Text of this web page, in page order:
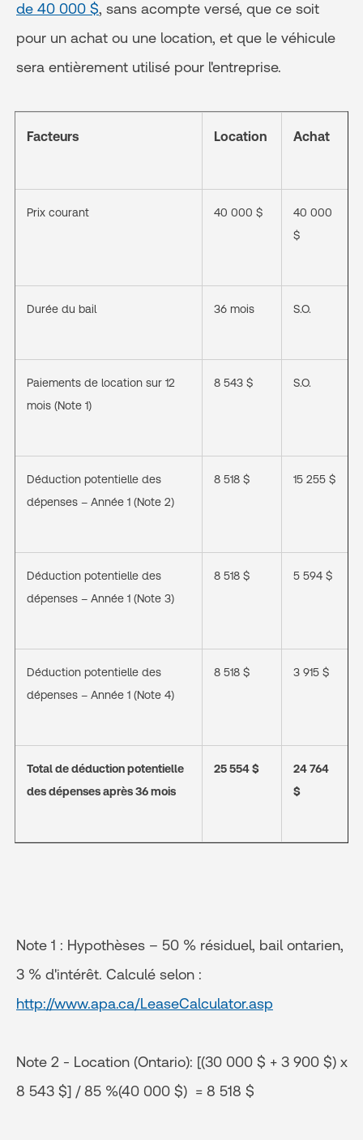
de 40 000 $, sans acompte versé, que ce soit
pour un achat ou une location, et que le véhicule
sera entièrement utilisé pour l'entreprise.
Facteurs Location Achat
Prix courant 40 000 $
40 000
$
Durée du bail 36 mois S.O.
Paiements de location sur 12
mois (Note 1)
8 543 $ S.O.
Déduction potentielle des
dépenses – Année 1 (Note 2)
8 518 $ 15 255 $
Déduction potentielle des
dépenses – Année 1 (Note 3)
8 518 $ 5 594 $
Déduction potentielle des
dépenses – Année 1 (Note 4)
8 518 $ 3 915 $
Total de déduction potentielle
des dépenses après 36 mois
25 554 $
24 764
$
Note 1 : Hypothèses – 50 % résiduel, bail ontarien,
3 % d'intérêt. Calculé selon :
http://www.apa.ca/LeaseCalculator.asp
Note 2 - Location (Ontario): [(30 000 $ + 3 900 $) x
8 543 $] / 85 %(40 000 $) = 8 518 $